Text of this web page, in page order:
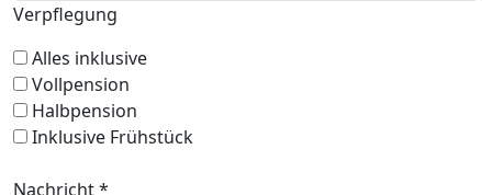
Verpflegung
Alles inklusive
Vollpension
Halbpension
Inklusive Frühstück
Nachricht *